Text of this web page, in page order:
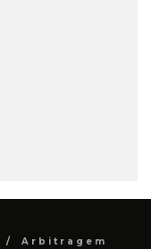
Arbitragem